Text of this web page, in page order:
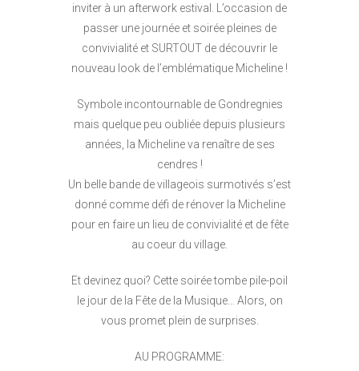
inviter à un afterwork estival. L’occasion de
passer une journée et soirée pleines de
convivialité et SURTOUT de découvrir le
nouveau look de l’emblématique Micheline !
Symbole incontournable de Gondregnies
mais quelque peu oubliée depuis plusieurs
années, la Micheline va renaître de ses
cendres !
Un belle bande de villageois surmotivés s’est
donné comme défi de rénover la Micheline
pour en faire un lieu de convivialité et de fête
au coeur du village.
Et devinez quoi? Cette soirée tombe pile-poil
le jour de la Fête de la Musique… Alors, on
vous promet plein de surprises.
AU PROGRAMME: